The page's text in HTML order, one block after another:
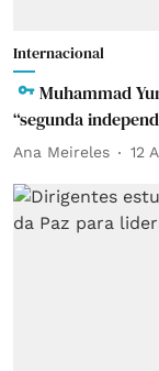
Internacional
Muhammad
“segunda
Ana Meireles 12